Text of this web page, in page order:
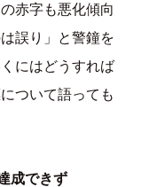
赤字も悪化傾向
誤り」と警鐘を
にはどうすれば
ついて語っても
成できず